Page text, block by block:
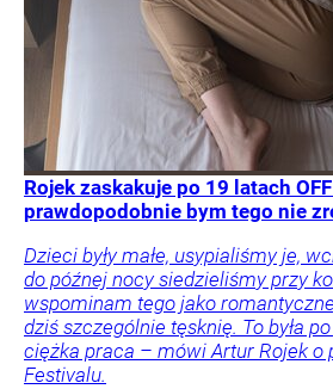
Rojek zaskakuje po 19 latach
prawdopodobnie bym tego nie
Dzieci były małe, usypialiśmy je,
do późnej nocy siedzieliśmy przy
wspominam tego jako
dziś szczególnie tęsknię. To była
ciężka praca – mówi Artur Rojek o
Festivalu.